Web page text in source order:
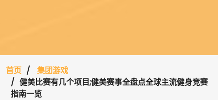
首页
集团游戏
健美比赛有几个项目;健美赛事全盘点全球主流健身竞赛
指南一览